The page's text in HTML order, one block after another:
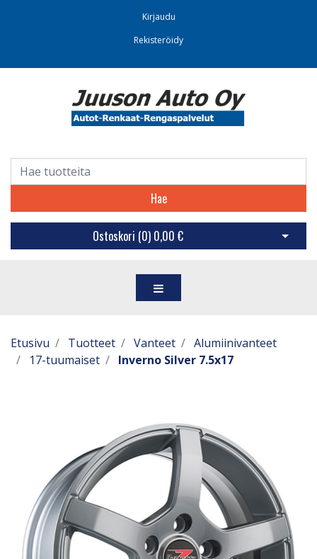
Kirjaudu
Rekisteröidy
Hae
Ostoskori (0) 0,00 € Avaa
Etusivu Tuotteet Vanteet
Alumiinivanteet
17-tuumaiset
Inverno Silver 7.5x17